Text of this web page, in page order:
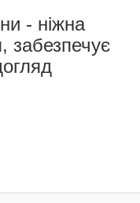
- ніжна
забезпечує